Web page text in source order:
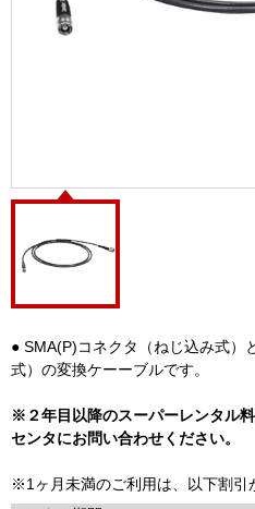
● SMA(P)コネクタ（ねじ込み式）
式）の変換ケーーブルです。
※２年目以降のスーパーレンタル
センタにお問い合わせください。
※1ヶ月未満のご利用は、以下割引